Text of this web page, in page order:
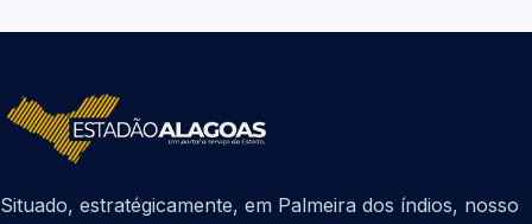
Situado, estratégicamente, em Palmeira dos índios, nosso